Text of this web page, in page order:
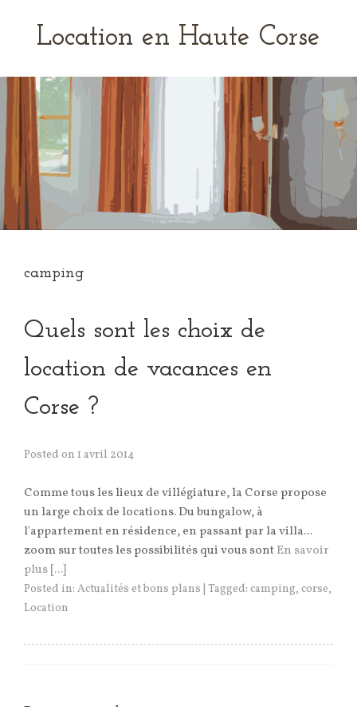
Location en Haute Corse
camping
Quels sont les choix de
location de vacances en
Corse ?
Posted on 1 avril 2014
Comme tous les lieux de villégiature, la Corse propose
un large choix de locations. Du bungalow, à
l'appartement en résidence, en passant par la villa...
zoom sur toutes les possibilités qui vous sontEn savoir
plus [...]
Posted in: Actualités et bons plans Tagged: camping, corse,
Location